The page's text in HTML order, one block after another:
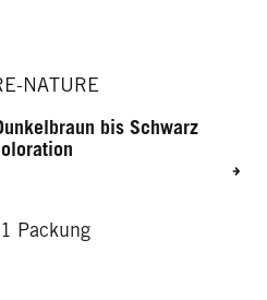
NATURE
bis Schwarz
1 Packung